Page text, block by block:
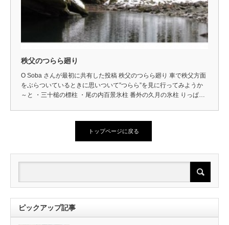
秩父のつらら廻り
O Soba さんが最初に共有した投稿 秩父のつらら廻り 車で秩父方面
をぶらついているときに思いついて”つらら”を見に行ってみようか
～と ・三十槌の標柱 ・尾の内百景氷柱 番外の久月の氷柱 りっぱ…
トップページに戻る
ピックアップ記事